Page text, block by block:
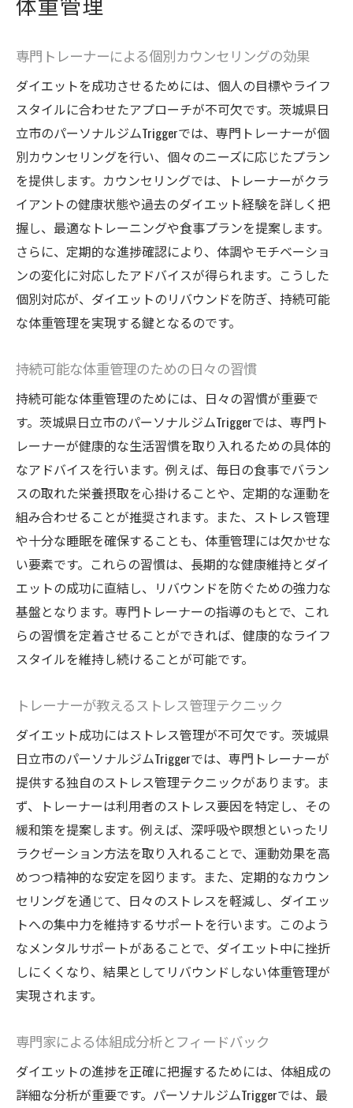
専門トレーナーによる個別カウンセリングの効果
ダイエットを成功させるためには、個人の目標やライフ
スタイルに合わせたアプローチが不可欠です。茨城県日
立市のパーソナルジムTriggerでは、専門トレーナーが個
別カウンセリングを行い、個々のニーズに応じたプラン
を提供します。カウンセリングでは、トレーナーがクラ
イアントの健康状態や過去のダイエット経験を詳しく把
握し、最適なトレーニングや食事プランを提案します。
さらに、定期的な進捗確認により、体調やモチベーショ
ンの変化に対応したアドバイスが得られます。こうした
個別対応が、ダイエットのリバウンドを防ぎ、持続可能
な体重管理を実現する鍵となるのです。
持続可能な体重管理のための日々の習慣
持続可能な体重管理のためには、日々の習慣が重要で
す。茨城県日立市のパーソナルジムTriggerでは、専門ト
レーナーが健康的な生活習慣を取り入れるための具体的
なアドバイスを行います。例えば、毎日の食事でバラン
スの取れた栄養摂取を心掛けることや、定期的な運動を
組み合わせることが推奨されます。また、ストレス管理
や十分な睡眠を確保することも、体重管理には欠かせな
い要素です。これらの習慣は、長期的な健康維持とダイ
エットの成功に直結し、リバウンドを防ぐための強力な
基盤となります。専門トレーナーの指導のもとで、これ
らの習慣を定着させることができれば、健康的なライフ
スタイルを維持し続けることが可能です。
トレーナーが教えるストレス管理テクニック
ダイエット成功にはストレス管理が不可欠です。茨城県
日立市のパーソナルジムTriggerでは、専門トレーナーが
提供する独自のストレス管理テクニックがあります。ま
ず、トレーナーは利用者のストレス要因を特定し、その
緩和策を提案します。例えば、深呼吸や瞑想といったリ
ラクゼーション方法を取り入れることで、運動効果を高
めつつ精神的な安定を図ります。また、定期的なカウン
セリングを通じて、日々のストレスを軽減し、ダイエッ
トへの集中力を維持するサポートを行います。このよう
なメンタルサポートがあることで、ダイエット中に挫折
しにくくなり、結果としてリバウンドしない体重管理が
実現されます。
専門家による体組成分析とフィードバック
ダイエットの進捗を正確に把握するためには、体組成の
詳細な分析が重要です。パーソナルジムTriggerでは、最